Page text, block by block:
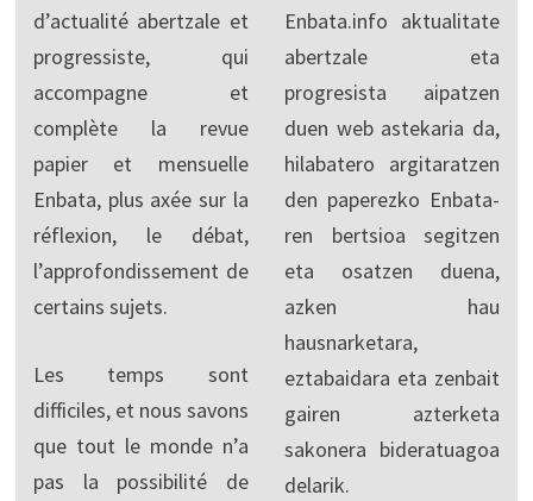
d’actualité abertzale et
progressiste, qui
accompagne et
complète la revue
papier et mensuelle
Enbata, plus axée sur la
réflexion, le débat,
l’approfondissement de
certains sujets.
Les temps sont
difficiles, et nous savons
que tout le monde n’a
pas la possibilité de
Enbata.info aktualitate
abertzale eta
progresista aipatzen
duen web astekaria da,
hilabatero argitaratzen
den paperezko Enbata-
ren bertsioa segitzen
eta osatzen duena,
azken hau
hausnarketara,
eztabaidara eta zenbait
gairen azterketa
sakonera bideratuagoa
delarik.